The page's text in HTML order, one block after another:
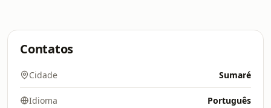
Contatos
Cidade Sumaré
Idioma Português